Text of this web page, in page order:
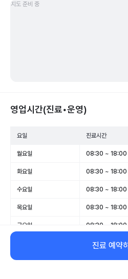
지도 준비 중
영업시간(진료•운영)
요일 진료시간
월요일 08:30 ~ 18:00
화요일 08:30 ~ 18:00
수요일 08:30 ~ 18:00
목요일 08:30 ~ 18:00
금요일 08:30 ~ 18:00
08:30 ~ 13:00
일요일 휴무
진료 예약